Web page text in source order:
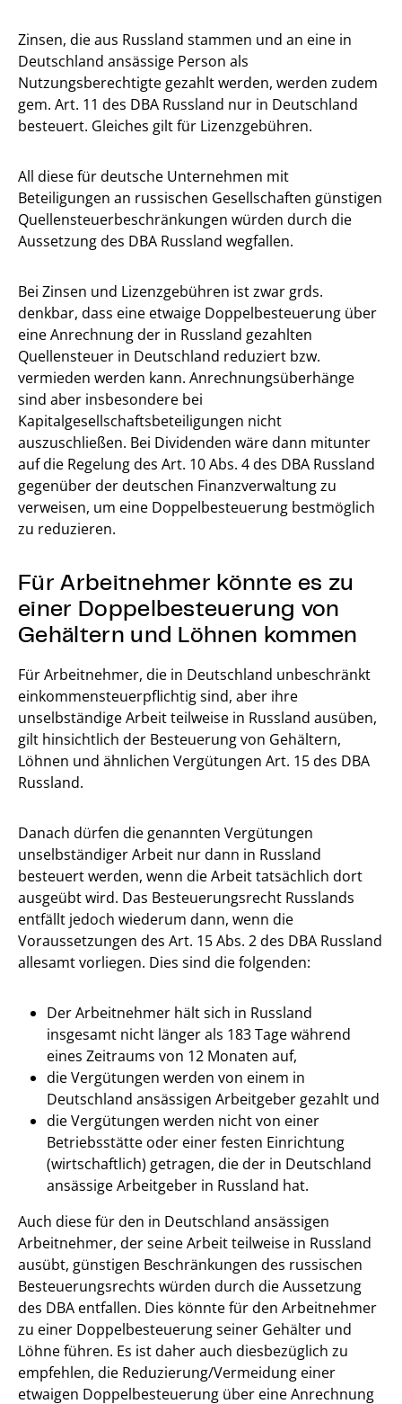
Zinsen, die aus Russland stammen und an eine in
Deutschland ansässige Person als
Nutzungsberechtigte gezahlt werden, werden zudem
gem. Art. 11 des DBA Russland nur in Deutschland
besteuert. Gleiches gilt für Lizenzgebühren.
All diese für deutsche Unternehmen mit
Beteiligungen an russischen Gesellschaften günstigen
Quellensteuerbeschränkungen würden durch die
Aussetzung des DBA Russland wegfallen.
Bei Zinsen und Lizenzgebühren ist zwar grds.
denkbar, dass eine etwaige Doppelbesteuerung über
eine Anrechnung der in Russland gezahlten
Quellensteuer in Deutschland reduziert bzw.
vermieden werden kann. Anrechnungsüberhänge
sind aber insbesondere bei
Kapitalgesellschaftsbeteiligungen nicht
auszuschließen. Bei Dividenden wäre dann mitunter
auf die Regelung des Art. 10 Abs. 4 des DBA Russland
gegenüber der deutschen Finanzverwaltung zu
verweisen, um eine Doppelbesteuerung bestmöglich
zu reduzieren.
Für Arbeitnehmer könnte es zu
einer Doppelbesteuerung von
Gehältern und Löhnen kommen
Für Arbeitnehmer, die in Deutschland unbeschränkt
einkommensteuerpflichtig sind, aber ihre
unselbständige Arbeit teilweise in Russland ausüben,
gilt hinsichtlich der Besteuerung von Gehältern,
Löhnen und ähnlichen Vergütungen Art. 15 des DBA
Russland.
Danach dürfen die genannten Vergütungen
unselbständiger Arbeit nur dann in Russland
besteuert werden, wenn die Arbeit tatsächlich dort
ausgeübt wird. Das Besteuerungsrecht Russlands
entfällt jedoch wiederum dann, wenn die
Voraussetzungen des Art. 15 Abs. 2 des DBA Russland
allesamt vorliegen. Dies sind die folgenden:
Der Arbeitnehmer hält sich in Russland
insgesamt nicht länger als 183 Tage während
eines Zeitraums von 12 Monaten auf,
die Vergütungen werden von einem in
Deutschland ansässigen Arbeitgeber gezahlt und
die Vergütungen werden nicht von einer
Betriebsstätte oder einer festen Einrichtung
(wirtschaftlich) getragen, die der in Deutschland
ansässige Arbeitgeber in Russland hat.
Auch diese für den in Deutschland ansässigen
Arbeitnehmer, der seine Arbeit teilweise in Russland
ausübt, günstigen Beschränkungen des russischen
Besteuerungsrechts würden durch die Aussetzung
des DBA entfallen. Dies könnte für den Arbeitnehmer
zu einer Doppelbesteuerung seiner Gehälter und
Löhne führen. Es ist daher auch diesbezüglich zu
empfehlen, die Reduzierung/Vermeidung einer
etwaigen Doppelbesteuerung über eine Anrechnung